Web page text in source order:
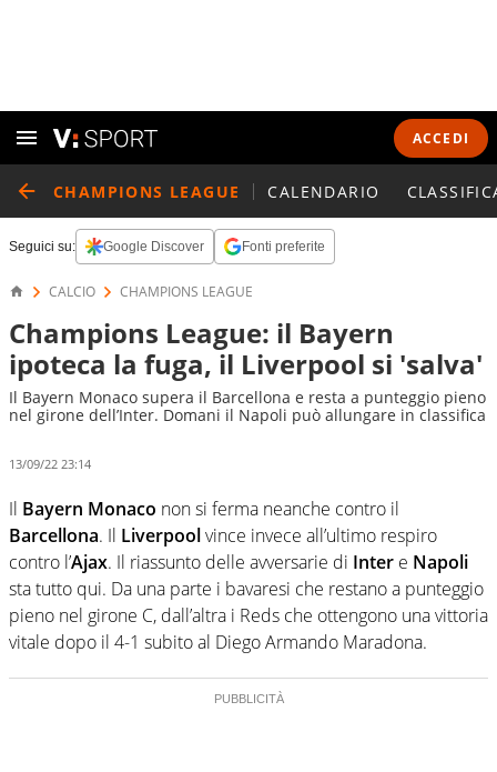
ACCEDI
CHAMPIONS LEAGUE CALENDARIO
Seguici su: Google Discover Fonti preferite
CALCIO CHAMPIONS LEAGUE
Champions League: il Bayern
ipoteca la fuga, il Liverpool si 'salva'
Il Bayern Monaco supera il Barcellona e resta a punteggio pieno
nel girone dell’Inter. Domani il Napoli può allungare in classifica
13/09/22 23:14
Il Bayern Monaco non si ferma neanche contro il
Barcellona. Il Liverpoolvince invece all’ultimo respiro
contro l’Ajax. Il riassunto delle avversarie di Inter e Napoli
sta tutto qui. Da una parte i bavaresi che restano a punteggio
pieno nel girone C, dall’altra i Reds che ottengono una vittoria
vitale dopo il 4-1 subito al Diego Armando Maradona.